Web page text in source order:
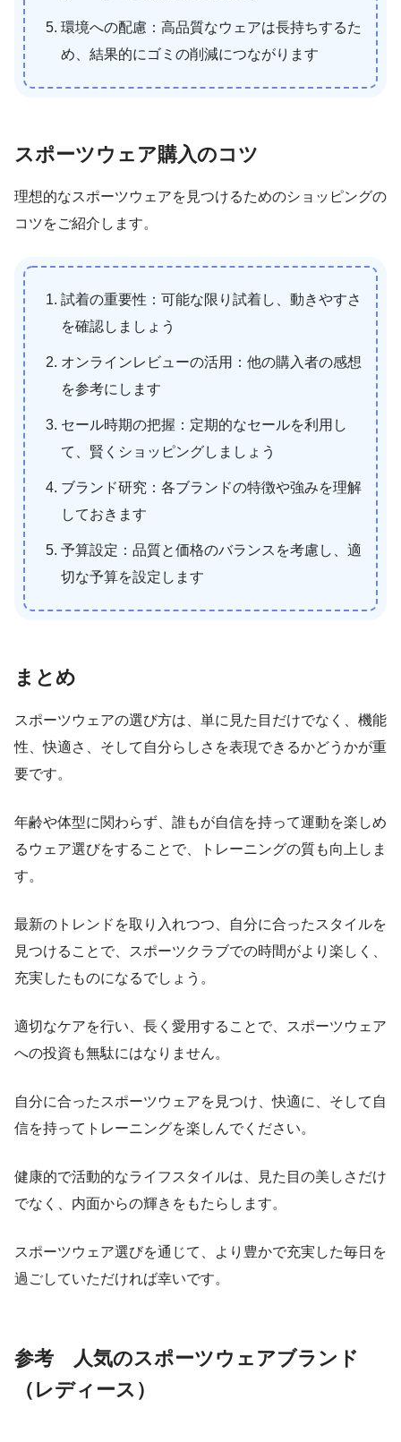
環境への配慮：高品質なウェアは長持ちするた
め、結果的にゴミの削減につながります
スポーツウェア購入のコツ
理想的なスポーツウェアを見つけるためのショッピングの
コツをご紹介します。
試着の重要性：可能な限り試着し、動きやすさ
を確認しましょう
オンラインレビューの活用：他の購入者の感想
を参考にします
セール時期の把握：定期的なセールを利用し
て、賢くショッピングしましょう
ブランド研究：各ブランドの特徴や強みを理解
しておきます
予算設定：品質と価格のバランスを考慮し、適
切な予算を設定します
まとめ
スポーツウェアの選び方は、単に見た目だけでなく、機能
性、快適さ、そして自分らしさを表現できるかどうかが重
要です。
年齢や体型に関わらず、誰もが自信を持って運動を楽しめ
るウェア選びをすることで、トレーニングの質も向上しま
す。
最新のトレンドを取り入れつつ、自分に合ったスタイルを
見つけることで、スポーツクラブでの時間がより楽しく、
充実したものになるでしょう。
適切なケアを行い、長く愛用することで、スポーツウェア
への投資も無駄にはなりません。
自分に合ったスポーツウェアを見つけ、快適に、そして自
信を持ってトレーニングを楽しんでください。
健康的で活動的なライフスタイルは、見た目の美しさだけ
でなく、内面からの輝きをもたらします。
スポーツウェア選びを通じて、より豊かで充実した毎日を
過ごしていただければ幸いです。
参考 人気のスポーツウェアブランド
（レディース）